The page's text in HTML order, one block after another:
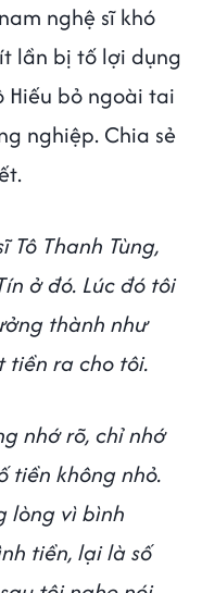
nghệ sĩ khó
lần bị tố lợi dụng
Hiếu bỏ ngoài tai
nghiệp. Chia sẻ
Thanh Tùng,
ở đó. Lúc đó tôi
thành như
tiền ra cho tôi.
nhớ rõ, chỉ nhớ
tiền không nhỏ.
lòng vì bình
tiền, lại là số